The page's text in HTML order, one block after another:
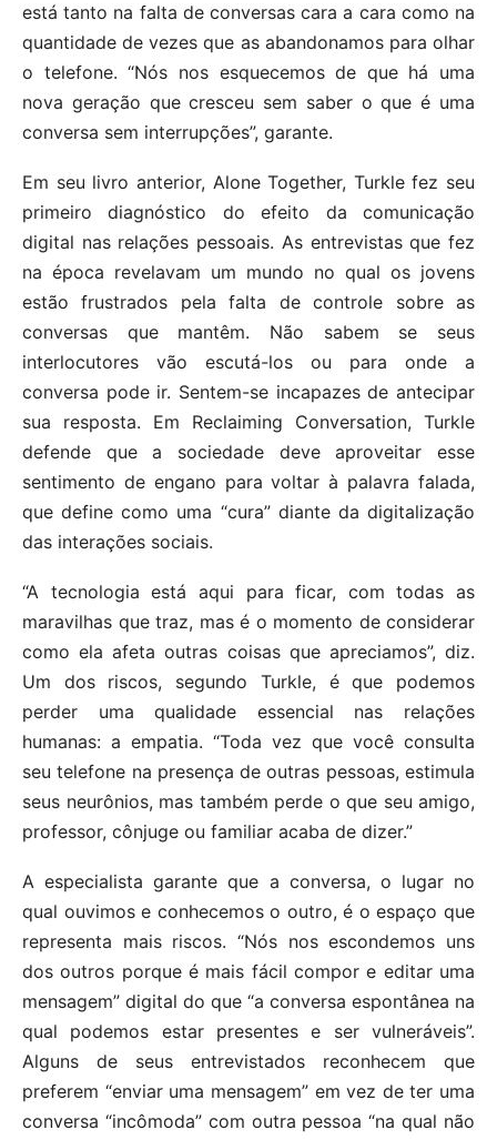
está tanto na falta de conversas cara a cara como na
quantidade de vezes que as abandonamos para olhar
o telefone. “Nós nos esquecemos de que há uma
nova geração que cresceu sem saber o que é uma
conversa sem interrupções”, garante.
Em seu livro anterior, Alone Together, Turkle fez seu
primeiro diagnóstico do efeito da comunicação
digital nas relações pessoais. As entrevistas que fez
na época revelavam um mundo no qual os jovens
estão frustrados pela falta de controle sobre as
conversas que mantêm. Não sabem se seus
interlocutores vão escutá-los ou para onde a
conversa pode ir. Sentem-se incapazes de antecipar
sua resposta. Em Reclaiming Conversation, Turkle
defende que a sociedade deve aproveitar esse
sentimento de engano para voltar à palavra falada,
que define como uma “cura” diante da digitalização
das interações sociais.
“A tecnologia está aqui para ficar, com todas as
maravilhas que traz, mas é o momento de considerar
como ela afeta outras coisas que apreciamos”, diz.
Um dos riscos, segundo Turkle, é que podemos
perder uma qualidade essencial nas relações
humanas: a empatia. “Toda vez que você consulta
seu telefone na presença de outras pessoas, estimula
seus neurônios, mas também perde o que seu amigo,
professor, cônjuge ou familiar acaba de dizer.”
A especialista garante que a conversa, o lugar no
qual ouvimos e conhecemos o outro, é o espaço que
representa mais riscos. “Nós nos escondemos uns
dos outros porque é mais fácil compor e editar uma
mensagem” digital do que “a conversa espontânea na
qual podemos estar presentes e ser vulneráveis”.
Alguns de seus entrevistados reconhecem que
preferem “enviar uma mensagem” em vez de ter uma
conversa “incômoda” com outra pessoa “na qual não